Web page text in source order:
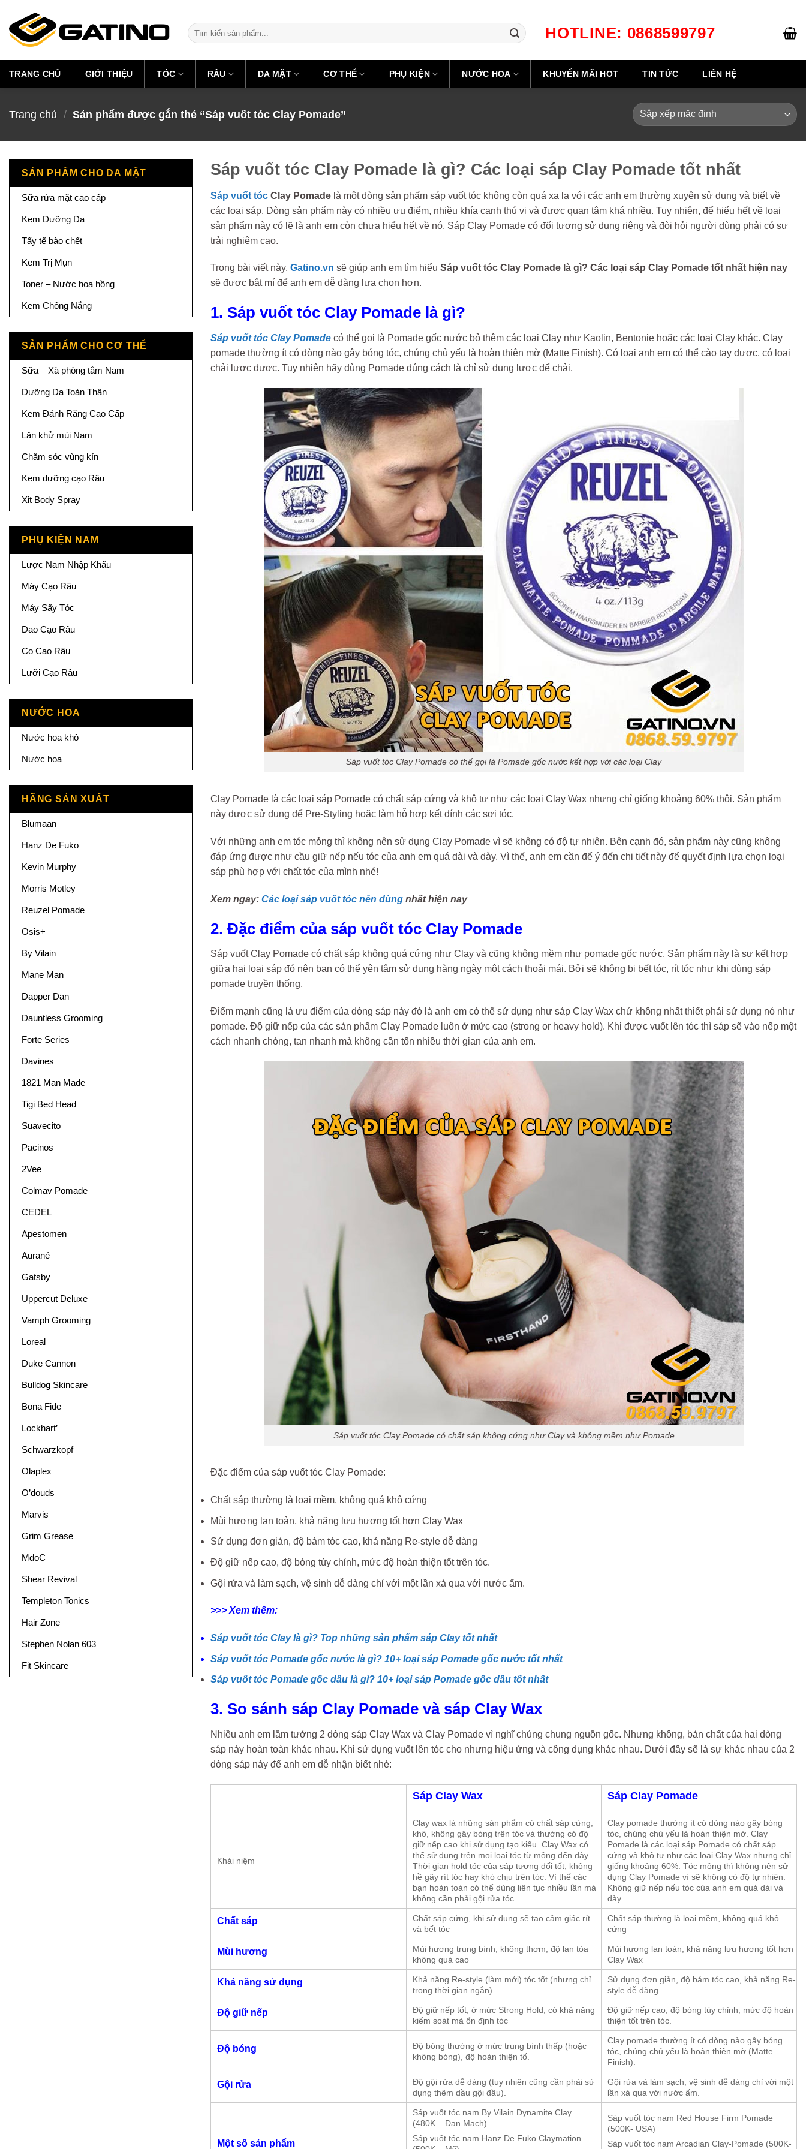
content
Tìm
kiếm:
HOTLINE: 0868599797
TRANG CHỦ GIỚI THIỆU TÓC RÂU DA MẶT CƠ THỂ PHỤ KIỆN NƯỚC HOA KHUYẾN MÃI HOT TIN TỨC LIÊN HỆ
Trang chủ / Sản phẩm được gắn thẻ “Sáp vuốt tóc Clay Pomade”
SẢN PHẨM CHO DA MẶT
Sữa rửa mặt cao cấp
Kem Dưỡng Da
Tẩy tế bào chết
Kem Trị Mụn
Toner – Nước hoa hồng
Kem Chống Nắng
SẢN PHẨM CHO CƠ THỂ
Sữa – Xà phòng tắm Nam
Dưỡng Da Toàn Thân
Kem Đánh Răng Cao Cấp
Lăn khử mùi Nam
Chăm sóc vùng kín
Kem dưỡng cạo Râu
Xịt Body Spray
PHỤ KIỆN NAM
Lược Nam Nhập Khẩu
Máy Cạo Râu
Máy Sấy Tóc
Dao Cạo Râu
Cọ Cạo Râu
Lưỡi Cạo Râu
NƯỚC HOA
Nước hoa khô
Nước hoa
HÃNG SẢN XUẤT
Blumaan
Hanz De Fuko
Kevin Murphy
Morris Motley
Reuzel Pomade
Osis+
By Vilain
Mane Man
Dapper Dan
Dauntless Grooming
Forte Series
Davines
1821 Man Made
Tigi Bed Head
Suavecito
Pacinos
2Vee
Colmav Pomade
CEDEL
Apestomen
Aurané
Gatsby
Uppercut Deluxe
Vamph Grooming
Loreal
Duke Cannon
Bulldog Skincare
Bona Fide
Lockhart’
Schwarzkopf
Olaplex
O’douds
Marvis
Grim Grease
MdoC
Shear Revival
Templeton Tonics
Hair Zone
Stephen Nolan 603
Fit Skincare
Sáp vuốt tóc Clay Pomade là gì? Các loại sáp Clay Pomade tốt nhất
Sáp vuốt tóc Clay Pomade là một dòng sản phấm sáp vuốt tóc không còn quá xa lạ với các anh em thường xuyên sử dụng và biết về
các loại sáp. Dòng sản phẩm này có nhiều ưu điểm, nhiều khía cạnh thú vị và được quan tâm khá nhiều. Tuy nhiên, để hiểu hết về loại
sản phẩm này có lẽ là anh em còn chưa hiểu hết về nó. Sáp Clay Pomade có đối tượng sử dụng riêng và đòi hỏi người dùng phải có sự
trải nghiệm cao.
Trong bài viết này, Gatino.vn sẽ giúp anh em tìm hiểu Sáp vuốt tóc Clay Pomade là gì? Các loại sáp Clay Pomade tốt nhất hiện nay
sẽ được bật mí để anh em dễ dàng lựa chọn hơn.
1. Sáp vuốt tóc Clay Pomade là gì?
Sáp vuốt tóc Clay Pomade có thể gọi là Pomade gốc nước bỏ thêm các loại Clay như Kaolin, Bentonie hoặc các loại Clay khác. Clay
pomade thường ít có dòng nào gây bóng tóc, chúng chủ yếu là hoàn thiện mờ (Matte Finish). Có loại anh em có thể cào tay được, có loại
chải lược được. Tuy nhiên hãy dùng Pomade đúng cách là chỉ sử dụng lược để chải.
Sáp vuốt tóc Clay Pomade có thể gọi là Pomade gốc nước kết hợp với các loại Clay
Clay Pomade là các loại sáp Pomade có chất sáp cứng và khô tự như các loại Clay Wax nhưng chỉ giống khoảng 60% thôi. Sản phẩm
này được sử dụng để Pre-Styling hoặc làm hỗ hợp kết dính các sợi tóc.
Với những anh em tóc mỏng thì không nên sử dụng Clay Pomade vì sẽ không có độ tự nhiên. Bên cạnh đó, sản phẩm này cũng không
đáp ứng được như cầu giữ nếp nếu tóc của anh em quá dài và dày. Vì thế, anh em cần để ý đến chi tiết này để quyết định lựa chọn loại
sáp phù hợp với chất tóc của mình nhé!
Xem ngay: Các loại sáp vuốt tóc nên dùng nhất hiện nay
2. Đặc điểm của sáp vuốt tóc Clay Pomade
Sáp vuốt Clay Pomade có chất sáp không quá cứng như Clay và cũng không mềm như pomade gốc nước. Sản phẩm này là sự kết hợp
giữa hai loại sáp đó nên bạn có thể yên tâm sử dụng hàng ngày một cách thoải mái. Bởi sẽ không bị bết tóc, rít tóc như khi dùng sáp
pomade truyền thống.
Điểm mạnh cũng là ưu điểm của dòng sáp này đó là anh em có thể sử dụng như sáp Clay Wax chứ không nhất thiết phải sử dụng nó như
pomade. Độ giữ nếp của các sản phẩm Clay Pomade luôn ở mức cao (strong or heavy hold). Khi được vuốt lên tóc thì sáp sẽ vào nếp một
cách nhanh chóng, tan nhanh mà không cần tốn nhiều thời gian của anh em.
Sáp vuốt tóc Clay Pomade có chất sáp không cứng như Clay và không mềm như Pomade
Đặc điểm của sáp vuốt tóc Clay Pomade:
Chất sáp thường là loại mềm, không quá khô cứng
Mùi hương lan toản, khả năng lưu hương tốt hơn Clay Wax
Sử dụng đơn giản, độ bám tóc cao, khả năng Re-style dễ dàng
Độ giữ nếp cao, độ bóng tùy chỉnh, mức độ hoàn thiện tốt trên tóc.
Gội rửa và làm sạch, vệ sinh dễ dàng chỉ với một lần xả qua với nước ấm.
>>> Xem thêm:
Sáp vuốt tóc Clay là gì? Top những sản phẩm sáp Clay tốt nhất
Sáp vuốt tóc Pomade gốc nước là gì? 10+ loại sáp Pomade gốc nước tốt nhất
Sáp vuốt tóc Pomade gốc dầu là gì? 10+ loại sáp Pomade gốc dầu tốt nhất
3. So sánh sáp Clay Pomade và sáp Clay Wax
Nhiều anh em lầm tưởng 2 dòng sáp Clay Wax và Clay Pomade vì nghĩ chúng chung nguồn gốc. Nhưng không, bản chất của hai dòng
sáp này hoàn toàn khác nhau. Khi sử dụng vuốt lên tóc cho nhưng hiệu ứng và công dụng khác nhau. Dưới đây sẽ là sự khác nhau của 2
dòng sáp này để anh em dễ nhận biết nhé:
Sáp Clay Wax Sáp Clay Pomade
Khái niệm
Clay wax là những sản phẩm có chất sáp cứng,
khô, không gây bóng trên tóc và thường có độ
giữ nếp cao khi sử dụng tạo kiểu. Clay Wax có
thể sử dụng trên mọi loại tóc từ mỏng đến dày.
Thời gian hold tóc của sáp tương đối tốt, không
hề gây rít tóc hay khó chịu trên tóc. Vì thế các
bạn hoàn toàn có thể dùng liên tục nhiều lần mà
không cần phải gội rửa tóc.
Clay pomade thường ít có dòng nào gây bóng
tóc, chúng chủ yếu là hoàn thiện mờ. Clay
Pomade là các loại sáp Pomade có chất sáp
cứng và khô tự như các loại Clay Wax nhưng chỉ
giống khoảng 60%. Tóc mỏng thì không nên sử
dụng Clay Pomade vì sẽ không có độ tự nhiên.
Không giữ nếp nếu tóc của anh em quá dài và
dày.
Chất sáp
Chất sáp cứng, khi sử dụng sẽ tạo cảm giác rít
và bết tóc
Chất sáp thường là loại mềm, không quá khô
cứng
Mùi hương
Mùi hương trung bình, không thơm, độ lan tỏa
không quá cao
Mùi hương lan toản, khả năng lưu hương tốt hơn
Clay Wax
Khả năng sử dụng
Khả năng Re-style (làm mới) tóc tốt (nhưng chỉ
trong thời gian ngắn)
Sử dụng đơn giản, độ bám tóc cao, khả năng Re-
style dễ dàng
Độ giữ nếp
Độ giữ nếp tốt, ở mức Strong Hold, có khả năng
kiểm soát mà ổn định tóc
Độ giữ nếp cao, độ bóng tùy chỉnh, mức độ hoàn
thiện tốt trên tóc.
Độ bóng
Độ bóng thường ở mức trung bình thấp (hoặc
không bóng), độ hoàn thiện tố.
Clay pomade thường ít có dòng nào gây bóng
tóc, chúng chủ yếu là hoàn thiện mờ (Matte
Finish).
Gội rửa
Độ gội rửa dễ dàng (tuy nhiên cũng cần phải sử
dụng thêm dầu gội đầu).
Gội rửa và làm sạch, vệ sinh dễ dàng chỉ với một
lần xả qua với nước ấm.
Một số sản phẩm
Sáp vuốt tóc nam By Vilain Dynamite Clay
(480K – Đan Mạch)
Sáp vuốt tóc nam Hanz De Fuko Claymation
Sáp vuốt tóc nam Red House Firm Pomade
(500K- USA)
Sáp vuốt tóc nam Arcadian Clay-Pomade (500K-